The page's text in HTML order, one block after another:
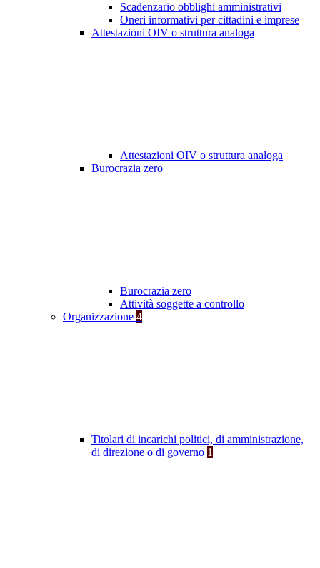
Scadenzario obblighi amministrativi
Oneri informativi per cittadini e imprese
Attestazioni OIV o struttura analoga
Attestazioni OIV o struttura analoga
Burocrazia zero
Burocrazia zero
Attività soggette a controllo
Organizzazione 4
Titolari di incarichi politici, di amministrazione,
di direzione o di governo 1